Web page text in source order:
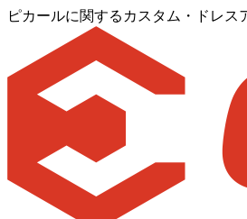
ピカールに関するカスタム・ドレス